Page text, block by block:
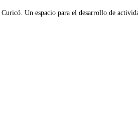
Un espacio para el desarrollo de